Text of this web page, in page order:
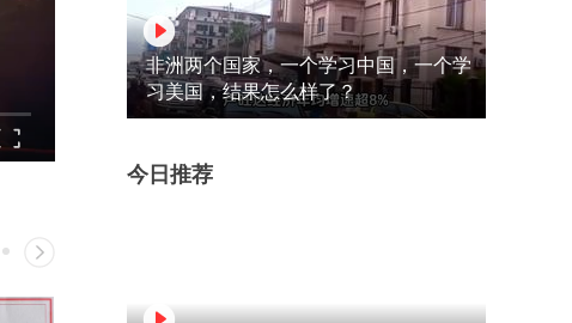
非洲两个国家，一个学习中国，一个学
习美国，结果怎么样了？
今日推荐